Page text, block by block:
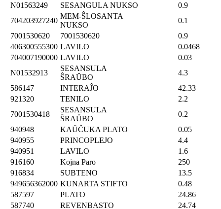
N01563249
SESANGULA NUKSO
0.9
704203927240
MEM-ŜLOSANTA
NUKSO
0.1
7001530620
7001530620
0.9
406300555300 LAVILO
0.0468
704007190000 LAVILO
0.03
N01532913
SESANSULA
ŜRAŬBO
4.3
586147
INTERAĴO
42.33
921320
TENILO
2.2
7001530418
SESANSULA
ŜRAŬBO
0.2
940948
KAŬĈUKA PLATO
0.05
940955
PRINCOPLEJO
4.4
940951
LAVILO
1.6
916160
Kojna Paro
250
916834
SUBTENO
13.5
949656362000 KUNARTA STIFTO
0.48
587597
PLATO
24.86
587740
REVENBASTO
24.74